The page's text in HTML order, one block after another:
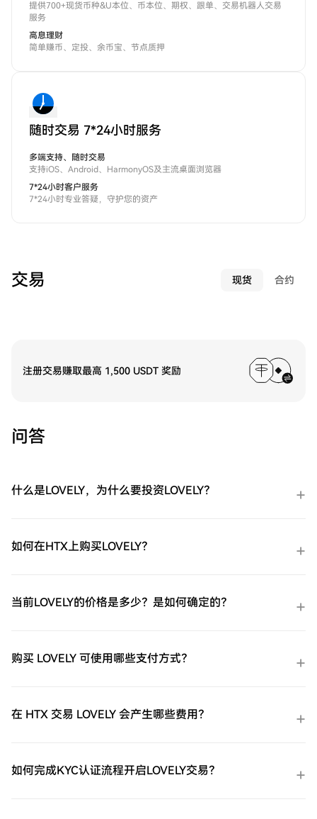
提供700+现货币种&U本位、币本位、期权、跟单、交易机器人交易
服务
高息理财
简单赚币、定投、余币宝、节点质押
随时交易 7*24小时服务
多端支持、随时交易
支持iOS、Android、HarmonyOS及主流桌面浏览器
7*24小时客户服务
7*24小时专业答疑，守护您的资产
交易 现货 合约
注册交易赚取最高 1,500 USDT 奖励
问答
什么是LOVELY，为什么要投资LOVELY？
如何在HTX上购买LOVELY？
当前LOVELY的价格是多少？是如何确定的？
购买 LOVELY 可使用哪些支付方式？
在 HTX 交易 LOVELY 会产生哪些费用？
如何完成KYC认证流程开启LOVELY交易？